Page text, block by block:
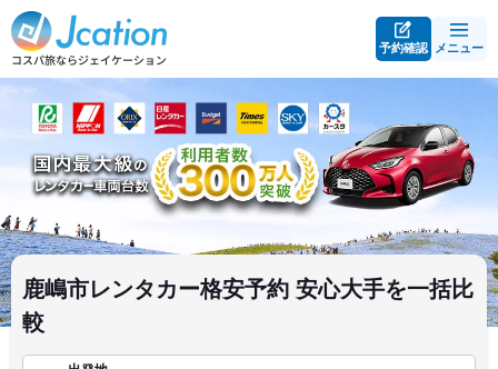
予約確認 メニュー
鹿嶋市レンタカー格安予約 安心大手を一括比
較